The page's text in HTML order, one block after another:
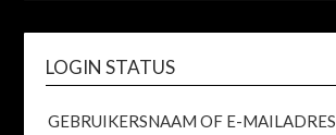
LOGIN STATUS
GEBRUIKERSNAAM OF E-MAILADRES